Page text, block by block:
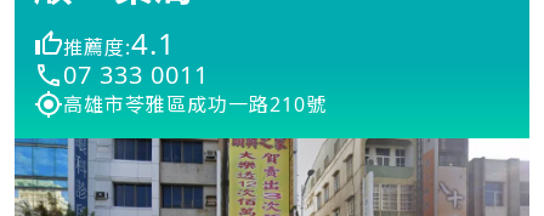
推薦度:4.1
07 333 0011
高雄市苓雅區成功一路210號